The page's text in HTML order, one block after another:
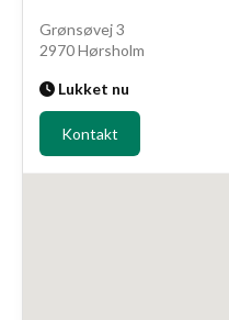
Grønsøvej 3
2970 Hørsholm
Lukket nu
Kontakt